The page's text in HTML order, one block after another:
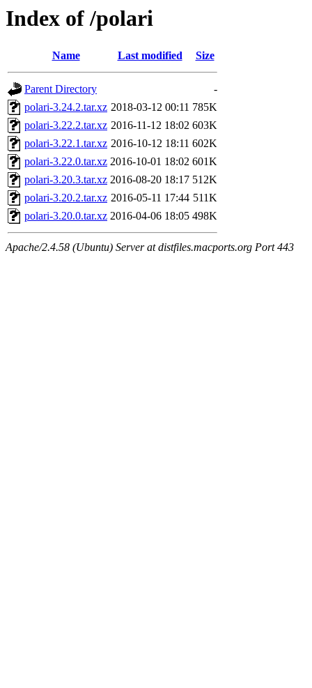
Index of /polari
Name Last modified Size
Parent Directory
-
polari-3.24.2.tar.xz 2018-03-12 00:11 785K
polari-3.22.2.tar.xz 2016-11-12 18:02 603K
polari-3.22.1.tar.xz 2016-10-12 18:11 602K
polari-3.22.0.tar.xz 2016-10-01 18:02 601K
polari-3.20.3.tar.xz 2016-08-20 18:17 512K
polari-3.20.2.tar.xz 2016-05-11 17:44 511K
polari-3.20.0.tar.xz 2016-04-06 18:05 498K
Apache/2.4.58 (Ubuntu) Server at distfiles.macports.org Port 443